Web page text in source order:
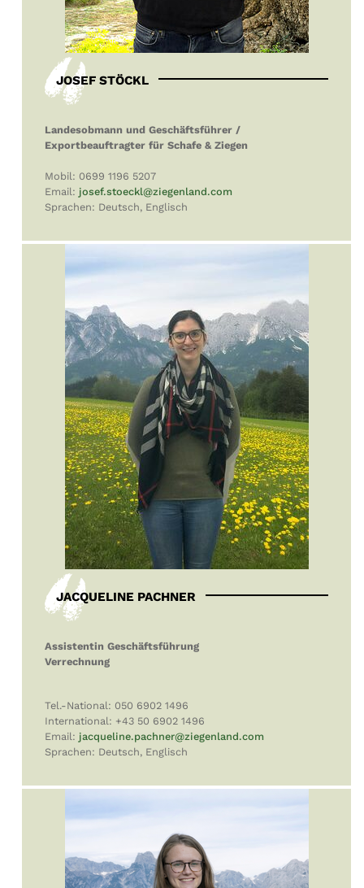
JOSEF STÖCKL
Landesobmann und Geschäftsführer /
Exportbeauftragter für Schafe & Ziegen
Mobil: 0699 1196 5207
Email: josef.stoeckl@ziegenland.com
Sprachen: Deutsch, Englisch
JACQUELINE PACHNER
Assistentin Geschäftsführung
Verrechnung
Tel.-National: 050 6902 1496
International: +43 50 6902 1496
Email: jacqueline.pachner@ziegenland.com
Sprachen: Deutsch, Englisch